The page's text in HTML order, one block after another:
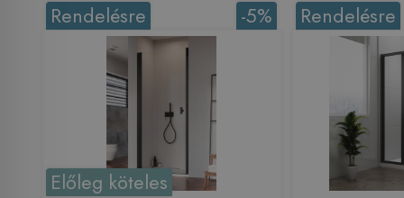
-5%
Rendelésre
Előleg köteles
Rendelésre